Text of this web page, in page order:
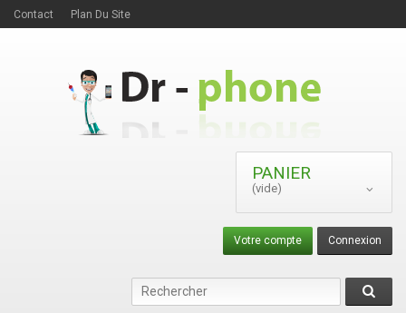
Contact Plan Du Site
PANIER
(vide)
Connexion
Votre compte